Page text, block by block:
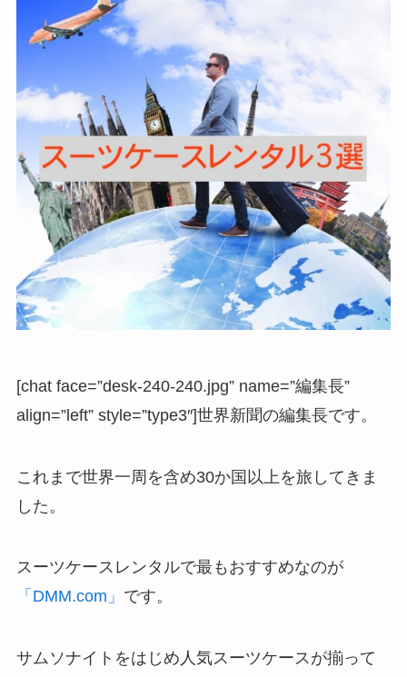
[chat face=”desk-240-240.jpg” name=”編集長”
align=”left” style=”type3″]世界新聞の編集長です。
これまで世界一周を含め30か国以上を旅してきま
した。
スーツケースレンタルで最もおすすめなのが
「DMM.com」 です。
サムソナイトをはじめ人気スーツケースが揃って